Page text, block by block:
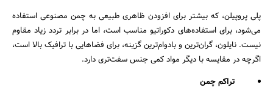
پلی پروپیلن، که بیشتر برای افزودن ظاهری طبیعی به چمن مصنوعی استفاده
می‌شود، برای استفاده‌های دکوراتیو مناسب است، اما در برابر تردد زیاد مقاوم
نیست. نایلون، گران‌ترین و بادوام‌ترین گزینه، برای فضاهایی با ترافیک بالا است،
اگرچه در مقایسه با دیگر مواد کمی جنس سفت‌تری دارد.
تراکم چمن